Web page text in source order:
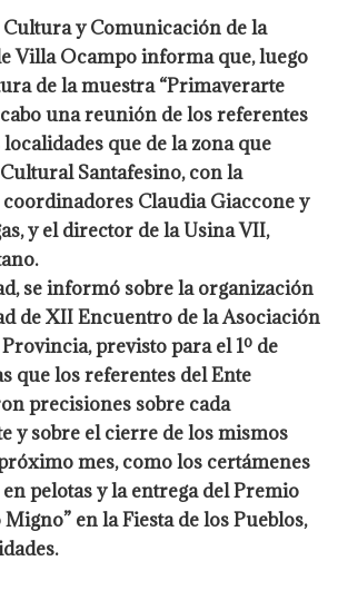
Cultura y Comunicación de la
Villa Ocampo informa que, luego
de la muestra “Primaverarte
cabo una reunión de los referentes
que de la zona que
Santafesino, con la
Claudia Giaccone y
y el director de la Usina VII,
se informó sobre la organización
de XII Encuentro de la Asociación
previsto para el 1º de
que los referentes del Ente
precisiones sobre cada
y sobre el cierre de los mismos
mes, como los certámenes
pelotas y la entrega del Premio
en la Fiesta de los Pueblos,